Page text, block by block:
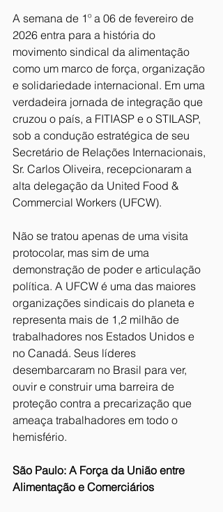
A semana de 1º a 06 de fevereiro de
2026 entra para a história do
movimento sindical da alimentação
como um marco de força, organização
e solidariedade internacional. Em uma
verdadeira jornada de integração que
cruzou o país, a FITIASP e o STILASP,
sob a condução estratégica de seu
Secretário de Relações Internacionais,
Sr. Carlos Oliveira, recepcionaram a
alta delegação da United Food &
Commercial Workers (UFCW).
Não se tratou apenas de uma visita
protocolar, mas sim de uma
demonstração de poder e articulação
política. A UFCW é uma das maiores
organizações sindicais do planeta e
representa mais de 1,2 milhão de
trabalhadores nos Estados Unidos e
no Canadá. Seus líderes
desembarcaram no Brasil para ver,
ouvir e construir uma barreira de
proteção contra a precarização que
ameaça trabalhadores em todo o
hemisfério.
São Paulo: A Força da União entre
Alimentação e Comerciários